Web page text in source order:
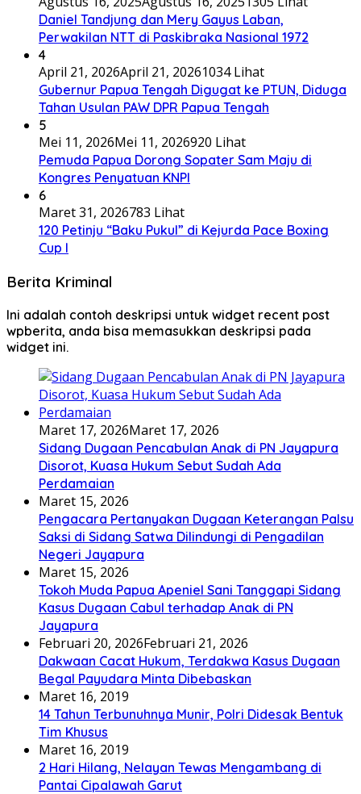
Daniel Tandjung dan Mery Gayus Laban,
Perwakilan NTT di Paskibraka Nasional 1972
4
April 21, 2026April 21, 20261034 Lihat
Gubernur Papua Tengah Digugat ke PTUN, Diduga
Tahan Usulan PAW DPR Papua Tengah
5
Mei 11, 2026Mei 11, 2026920 Lihat
Pemuda Papua Dorong Sopater Sam Maju di
Kongres Penyatuan KNPI
6
Maret 31, 2026783 Lihat
120 Petinju “Baku Pukul” di Kejurda Pace Boxing
Cup I
Berita Kriminal
Ini adalah contoh deskripsi untuk widget recent post
wpberita, anda bisa memasukkan deskripsi pada
widget ini.
Maret 17, 2026Maret 17, 2026
Sidang Dugaan Pencabulan Anak di PN Jayapura
Disorot, Kuasa Hukum Sebut Sudah Ada
Perdamaian
Maret 15, 2026
Pengacara Pertanyakan Dugaan Keterangan Palsu
Saksi di Sidang Satwa Dilindungi di Pengadilan
Negeri Jayapura
Maret 15, 2026
Tokoh Muda Papua Apeniel Sani Tanggapi Sidang
Kasus Dugaan Cabul terhadap Anak di PN
Jayapura
Februari 20, 2026Februari 21, 2026
Dakwaan Cacat Hukum, Terdakwa Kasus Dugaan
Begal Payudara Minta Dibebaskan
Maret 16, 2019
14 Tahun Terbunuhnya Munir, Polri Didesak Bentuk
Tim Khusus
Maret 16, 2019
2 Hari Hilang, Nelayan Tewas Mengambang di
Pantai Cipalawah Garut